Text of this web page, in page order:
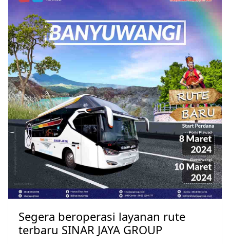
Segera beroperasi layanan rute
terbaru SINAR JAYA GROUP